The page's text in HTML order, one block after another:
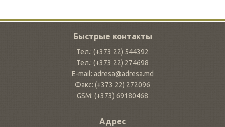
Быстрые контакты
Тел.: (+373 22) 544392
Тел.: (+373 22) 274698
E-mail: adresa@adresa.md
Факс: (+373 22) 272096
GSM: (+373) 69180468
Адрес